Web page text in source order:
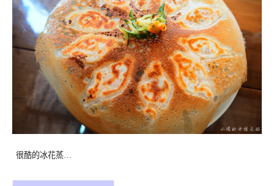
很酷的冰花蒸…